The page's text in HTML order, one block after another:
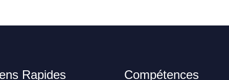
Rapides Compétences